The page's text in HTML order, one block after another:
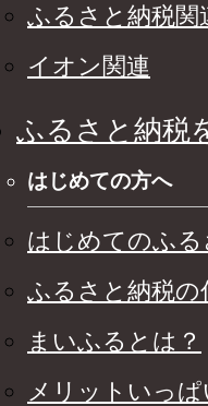
ふるさと納税関
イオン関連
ふるさと納税
はじめての方へ
はじめてのふ
ふるさと納税の
まいふるとは？
メリットいっ